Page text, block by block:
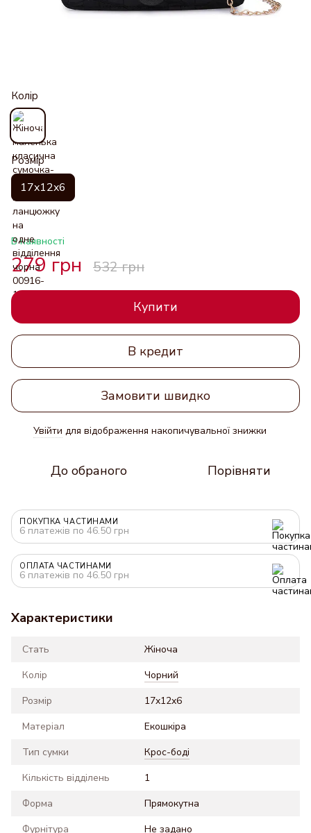
Колір
Розмір
17x12x6
В наявності
279 грн 532 грн
Купити
В кредит
Замовити швидко
Увійти для відображення накопичувальної знижки
До обраного Порівняти
ПОКУПКА ЧАСТИНАМИ
6 платежів по 46.50 грн
ОПЛАТА ЧАСТИНАМИ
6 платежів по 46.50 грн
Характеристики
Стать
Жіноча
Колір
Чорний
Розмір
17x12x6
Матеріал
Екошкіра
Тип сумки
Крос-боді
Кількість відділень
1
Форма
Прямокутна
Фурнітура
Не задано